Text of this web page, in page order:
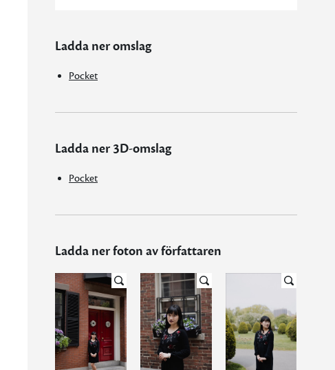
Ladda ner omslag
Pocket
Ladda ner 3D-omslag
Pocket
Ladda ner foton av författaren